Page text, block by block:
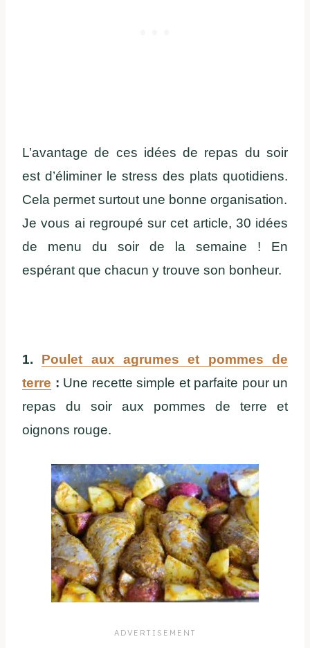
L’avantage de ces idées de repas du soir
est d’éliminer le stress des plats quotidiens.
Cela permet surtout une bonne organisation.
Je vous ai regroupé sur cet article, 30 idées
de menu du soir de la semaine ! En
espérant que chacun y trouve son bonheur.
1. Poulet aux agrumes et pommes de
terre : Une recette simple et parfaite pour un
repas du soir aux pommes de terre et
oignons rouge.